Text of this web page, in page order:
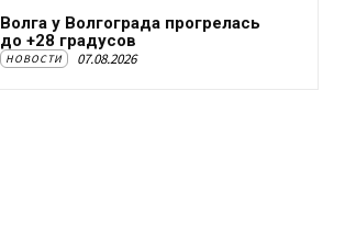
Волга у Волгограда прогрелась
до +28 градусов
НОВОСТИ 07.08.2026